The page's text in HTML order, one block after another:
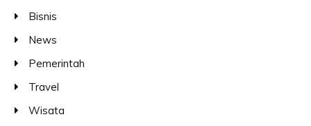
Bisnis
News
Pemerintah
Travel
Wisata